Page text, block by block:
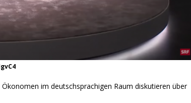
im deutschsprachigen Raum diskutieren über